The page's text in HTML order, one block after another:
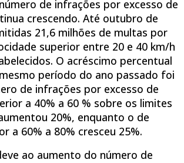
de infrações por excesso de
crescendo. Até outubro de
21,6 milhões de multas por
superior entre 20 e 40 km/h
O acréscimo percentual
período do ano passado foi
de infrações por excesso de
a 40% a 60 % sobre os limites
20%, enquanto o de
a 60% a 80% cresceu 25%.
ao aumento do número de